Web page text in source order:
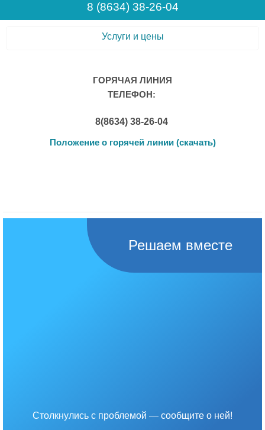
8 (8634) 38-26-04
Услуги и цены
ГОРЯЧАЯ ЛИНИЯ
ТЕЛЕФОН:
8(8634) 38-26-04
Положение о горячей линии (скачать)
Решаем вместе
Столкнулись с проблемой — сообщите о ней!